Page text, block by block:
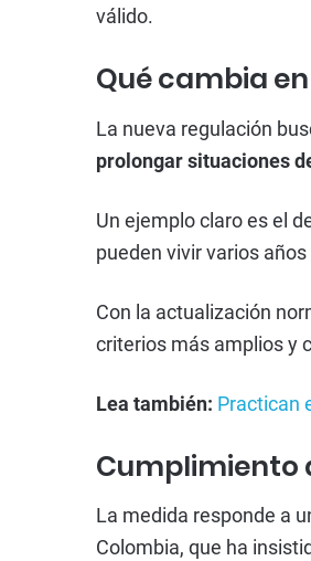
válido.
Qué cambia
La nueva regulación
prolongar situaciones
Un ejemplo claro es el
pueden vivir varios
Con la actualización
criterios más amplios y
Lea también: Practican
Cumplimiento
La medida responde a
Colombia, que ha